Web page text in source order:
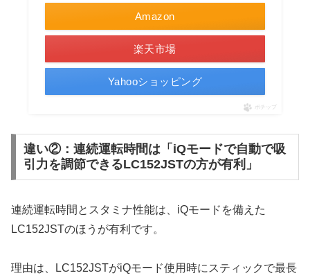
Amazon
楽天市場
Yahooショッピング
ポチップ
違い②：連続運転時間は「iQモードで自動で吸
引力を調節できるLC152JSTの方が有利」
連続運転時間とスタミナ性能は、iQモードを備えた
LC152JSTのほうが有利です。
理由は、LC152JSTがiQモード使用時にスティックで最長